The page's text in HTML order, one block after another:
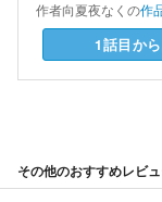
作者向夏夜なくの作
1話目か
その他のおすすめレビ